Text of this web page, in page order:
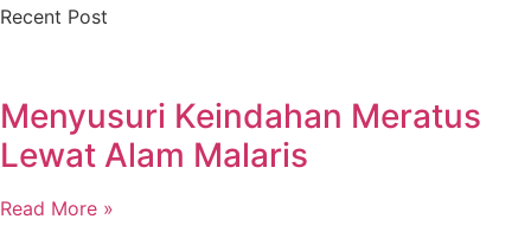
Recent Post
Menyusuri Keindahan Meratus
Lewat Alam Malaris
Read More »